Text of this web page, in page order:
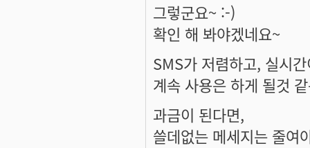
그렇군요~ :-)
확인 해 봐야겠네요~
SMS가 저렴하고, 실시
계속 사용은 하게 될것
과금이 된다면,
쓸데없는 메세지는 줄여